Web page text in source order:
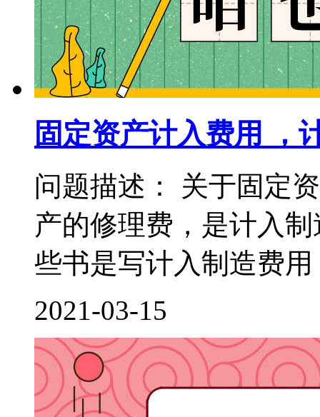
固定资产计入费用 ，
问题描述： 关于固定
产的修理费，是计入
些书是写计入制造费
2021-03-15